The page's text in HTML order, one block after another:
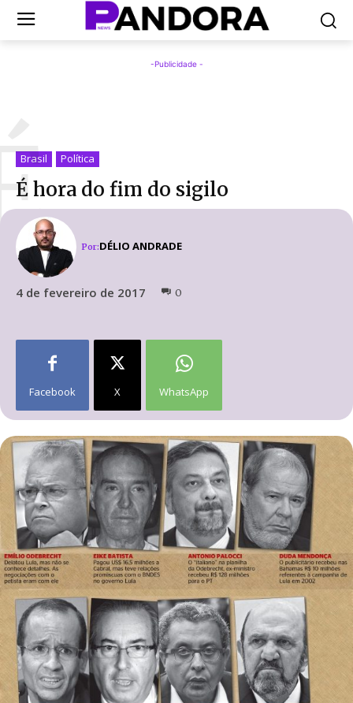
-Publicidade -
Brasil Política
É hora do fim do sigilo
Por:DÉLIO ANDRADE
4 de fevereiro de 2017 0
Facebook X WhatsApp